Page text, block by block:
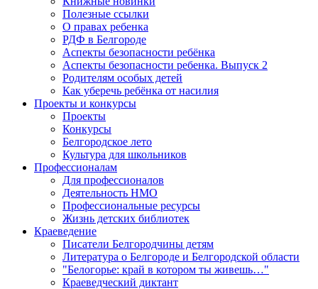
Полезные ссылки
О правах ребенка
РДФ в Белгороде
Аспекты безопасности ребёнка
Аспекты безопасности ребенка. Выпуск 2
Родителям особых детей
Как уберечь ребёнка от насилия
Проекты и конкурсы
Проекты
Конкурсы
Белгородское лето
Культура для школьников
Профессионалам
Для профессионалов
Деятельность НМО
Профессиональные ресурсы
Жизнь детских библиотек
Краеведение
Писатели Белгородчины детям
Литература о Белгороде и Белгородской области
"Белогорье: край в котором ты живешь…"
Краеведческий диктант